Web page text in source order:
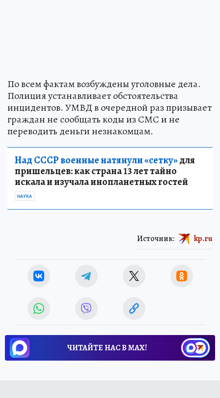
По всем фактам возбуждены уголовные дела.
Полиция устанавливает обстоятельства
инцидентов. УМВД в очередной раз призывает
граждан не сообщать коды из СМС и не
переводить деньги незнакомцам.
Над СССР военные натянули «сетку»для
пришельцев: как страна 13 лет тайно
искала и изучала инопланетных гостей
НАУКА
Источник: kp.ru
ЧИТАЙТЕ НАС В МАХ!